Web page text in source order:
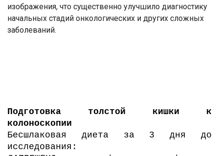
изображения, что существенно улучшило диагностику
начальных стадий онкологических и других сложных
заболеваний.
Подготовка толстой кишки к
колоноскопии
Бесшлаковая диета за 3 дня до
исследования: